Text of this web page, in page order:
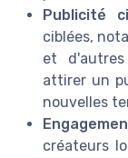
Publicité
ciblées,
et
attirer un
nouvelles
créateurs